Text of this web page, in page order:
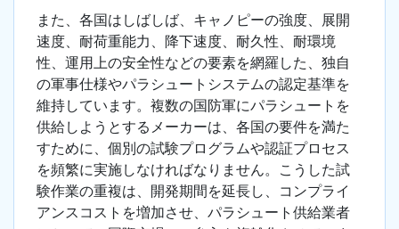
また、各国はしばしば、キャノピーの強度、展開
速度、耐荷重能力、降下速度、耐久性、耐環境
性、運用上の安全性などの要素を網羅した、独自
の軍事仕様やパラシュートシステムの認定基準を
維持しています。複数の国防軍にパラシュートを
供給しようとするメーカーは、各国の要件を満た
すために、個別の試験プログラムや認証プロセス
を頻繁に実施しなければなりません。こうした試
験作業の重複は、開発期間を延長し、コンプライ
アンスコストを増加させ、パラシュート供給業者